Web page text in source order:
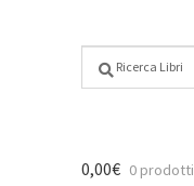
0,00€ 0 prodotti